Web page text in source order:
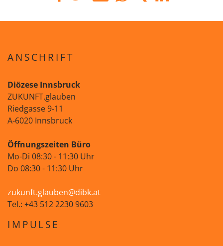
ANSCHRIFT
Diözese Innsbruck
ZUKUNFT.glauben
Riedgasse 9-11
A-6020 Innsbruck
Öffnungszeiten Büro
Mo-Di 08:30 - 11:30 Uhr
Do 08:30 - 11:30 Uhr
zukunft.glauben@dibk.at
Tel.: +43 512 2230 9603
IMPULSE